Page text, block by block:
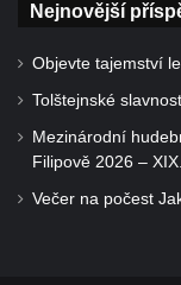
Nejnovější
Objevte tajemství
Tolštejnské
Mezinárodní
Filipově 2026 –
Večer na počest